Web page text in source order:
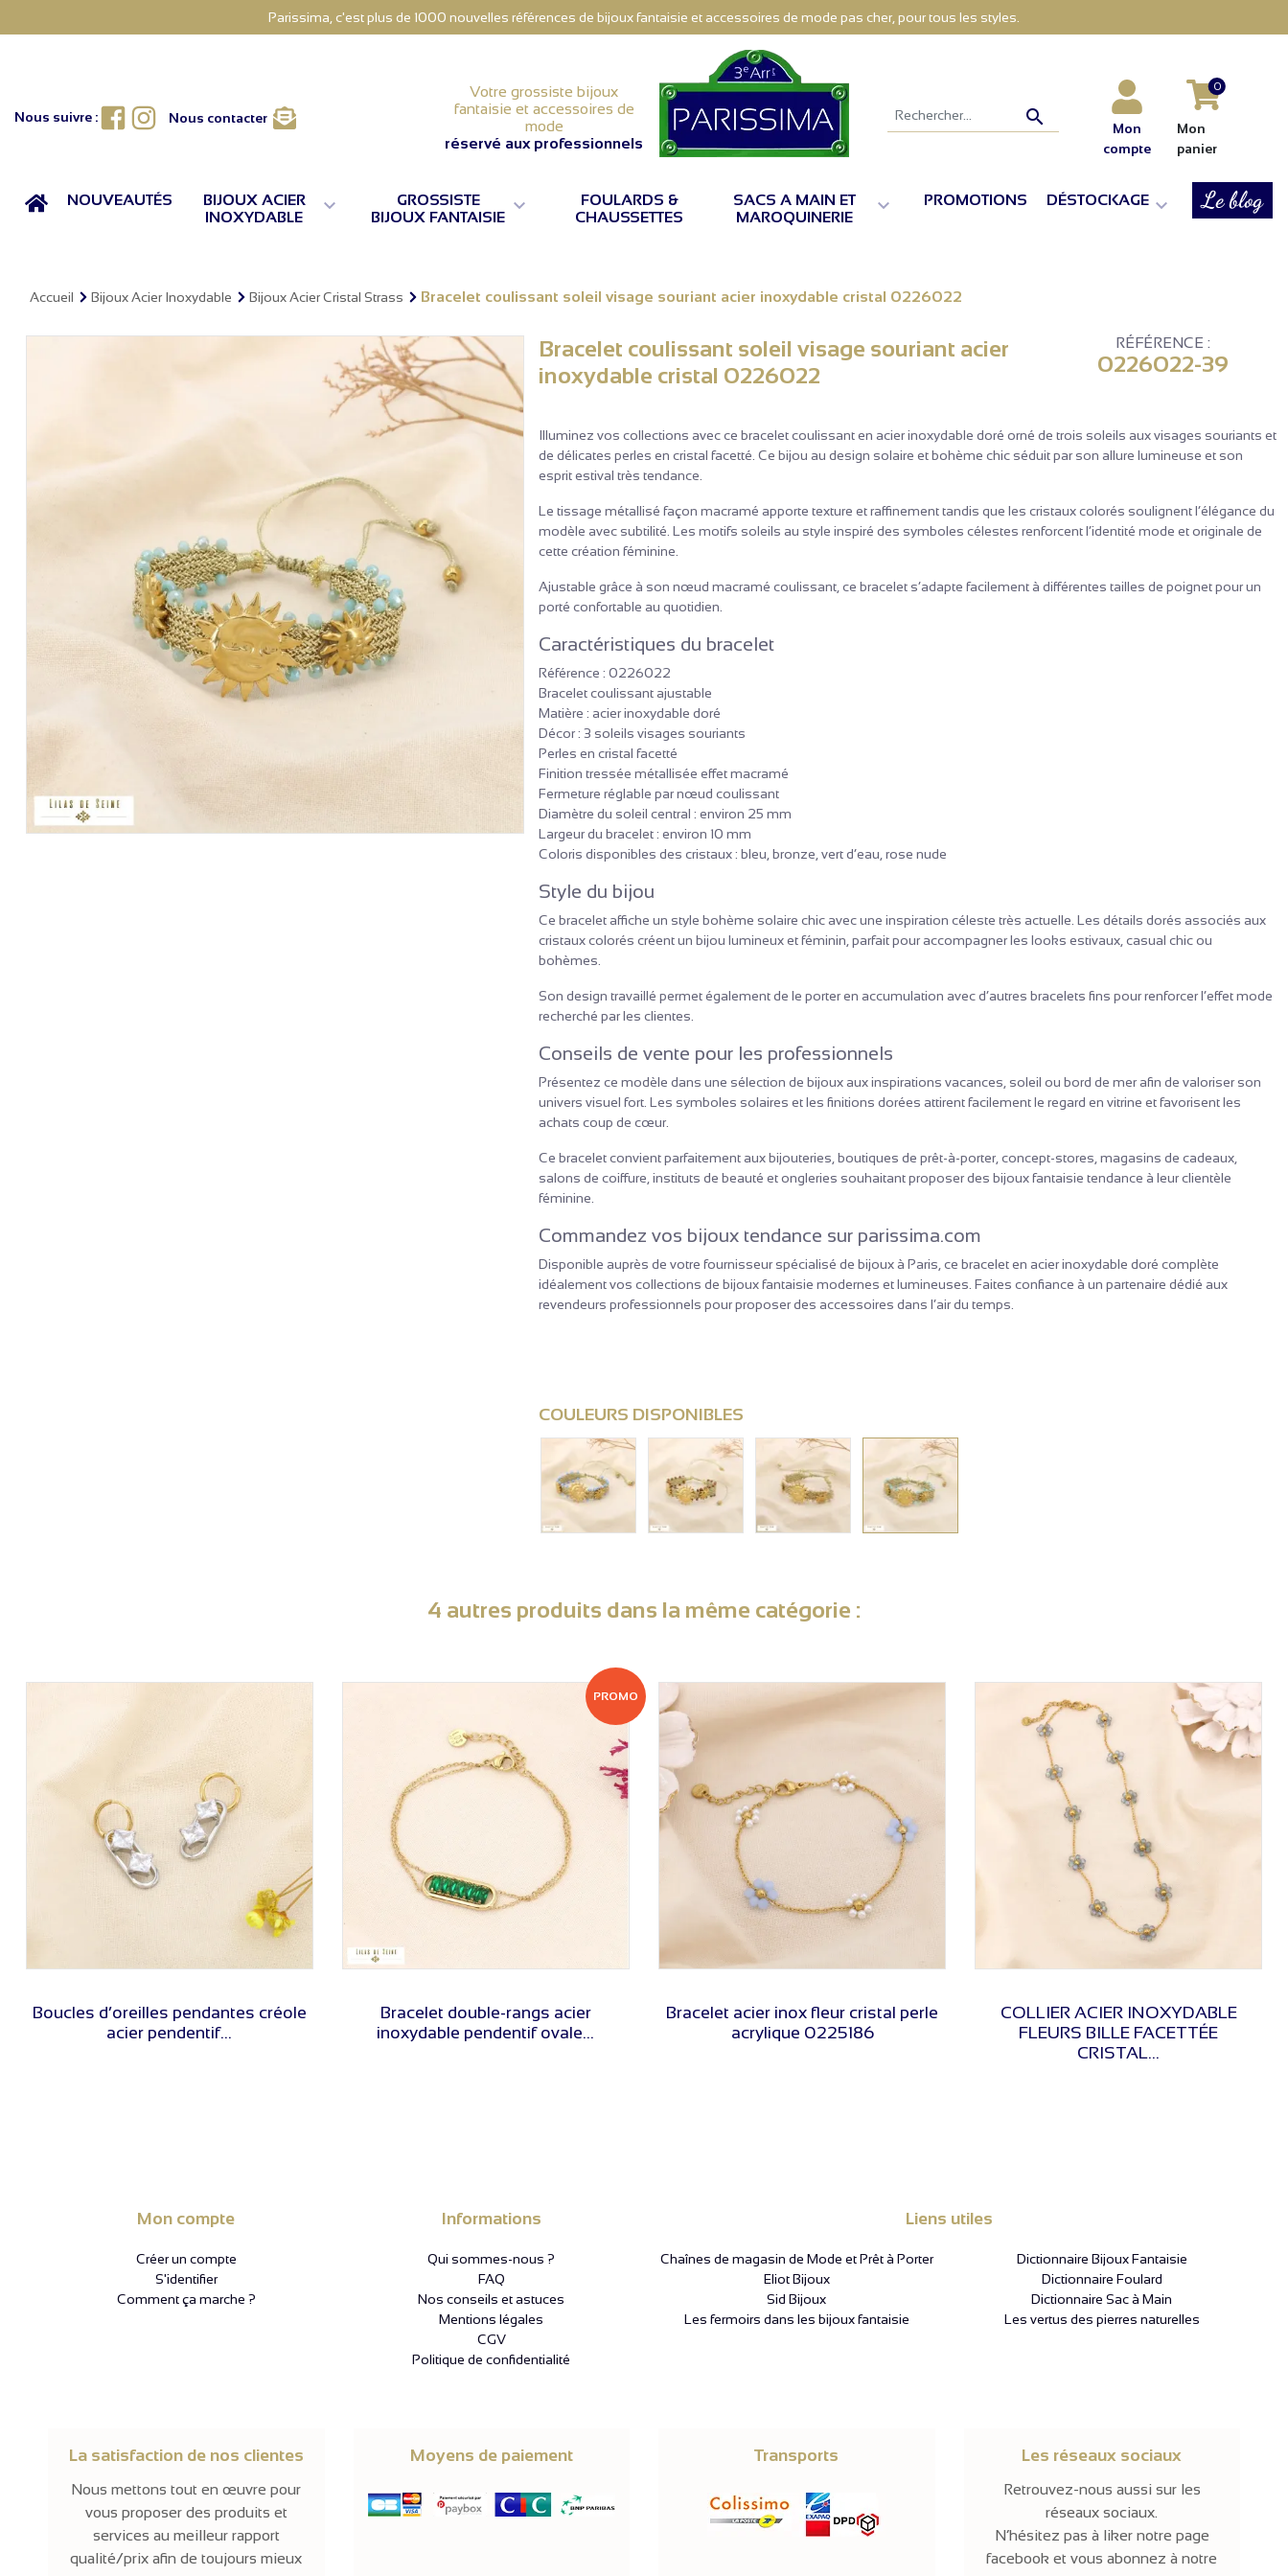
Parissima, c'est plus de 1000 nouvelles références de bijoux fantaisie et accessoires de mode pas cher, pour tous les styles.
Nous suivre : Facebook
Instagram
Nous contacter
Votre grossiste bijoux
fantaisie et accessoires de
mode
réservé aux professionnels

Mon
compte
0
Mon
panier
ACCUEILNOUVEAUTÉS
BIJOUX ACIER
INOXYDABLE

GROSSISTE
BIJOUX FANTAISIE 
FOULARDS &
CHAUSSETTES
SACS A MAIN ET
MAROQUINERIE
 PROMOTIONS DÉSTOCKAGE  Le blog
Accueil Bijoux Acier Inoxydable Bijoux Acier Cristal Strass Bracelet coulissant soleil visage souriant acier inoxydable cristal 0226022
Bracelet coulissant soleil visage souriant acier
inoxydable cristal 0226022
RÉFÉRENCE :
0226022-39
Illuminez vos collections avec ce bracelet coulissant en acier inoxydable doré orné de trois soleils aux visages souriants et
de délicates perles en cristal facetté. Ce bijou au design solaire et bohème chic séduit par son allure lumineuse et son
esprit estival très tendance.
Le tissage métallisé façon macramé apporte texture et raffinement tandis que les cristaux colorés soulignent l’élégance du
modèle avec subtilité. Les motifs soleils au style inspiré des symboles célestes renforcent l’identité mode et originale de
cette création féminine.
Ajustable grâce à son nœud macramé coulissant, ce bracelet s’adapte facilement à différentes tailles de poignet pour un
porté confortable au quotidien.
Caractéristiques du bracelet
Référence : 0226022
Bracelet coulissant ajustable
Matière : acier inoxydable doré
Décor : 3 soleils visages souriants
Perles en cristal facetté
Finition tressée métallisée effet macramé
Fermeture réglable par nœud coulissant
Diamètre du soleil central : environ 25 mm
Largeur du bracelet : environ 10 mm
Coloris disponibles des cristaux : bleu, bronze, vert d’eau, rose nude
Style du bijou
Ce bracelet affiche un style bohème solaire chic avec une inspiration céleste très actuelle. Les détails dorés associés aux
cristaux colorés créent un bijou lumineux et féminin, parfait pour accompagner les looks estivaux, casual chic ou
bohèmes.
Son design travaillé permet également de le porter en accumulation avec d’autres bracelets fins pour renforcer l’effet mode
recherché par les clientes.
Conseils de vente pour les professionnels
Présentez ce modèle dans une sélection de bijoux aux inspirations vacances, soleil ou bord de mer afin de valoriser son
univers visuel fort. Les symboles solaires et les finitions dorées attirent facilement le regard en vitrine et favorisent les
achats coup de cœur.
Ce bracelet convient parfaitement aux bijouteries, boutiques de prêt-à-porter, concept-stores, magasins de cadeaux,
salons de coiffure, instituts de beauté et ongleries souhaitant proposer des bijoux fantaisie tendance à leur clientèle
féminine.
Commandez vos bijoux tendance sur parissima.com
Disponible auprès de votre fournisseur spécialisé de bijoux à Paris, ce bracelet en acier inoxydable doré complète
idéalement vos collections de bijoux fantaisie modernes et lumineuses. Faites confiance à un partenaire dédié aux
revendeurs professionnels pour proposer des accessoires dans l’air du temps.
COULEURS DISPONIBLES
4 autres produits dans la même catégorie :
Boucles d’oreilles pendantes créole
acier pendentif...
Bracelet double-rangs acier
inoxydable pendentif ovale...
PROMO
Bracelet acier inox fleur cristal perle
acrylique 0225186
COLLIER ACIER INOXYDABLE
FLEURS BILLE FACETTÉE
CRISTAL...
Mon compte
Créer un compte
S'identifier
Comment ça marche ?
Informations
Qui sommes-nous ?
FAQ
Nos conseils et astuces
Mentions légales
CGV
Politique de confidentialité
Liens utiles
Chaînes de magasin de Mode et Prêt à Porter
Dictionnaire Bijoux Fantaisie
Eliot Bijoux
Dictionnaire Foulard
Sid Bijoux
Dictionnaire Sac à Main
Les fermoirs dans les bijoux fantaisie
Les vertus des pierres naturelles
La satisfaction de nos clientes
Nous mettons tout en œuvre pour
vous proposer des produits et
services au meilleur rapport
qualité/prix afin de toujours mieux
Moyens de paiement Transports Les réseaux sociaux
Retrouvez-nous aussi sur les
réseaux sociaux.
N’hésitez pas à liker notre page
facebook et vous abonnez à notre